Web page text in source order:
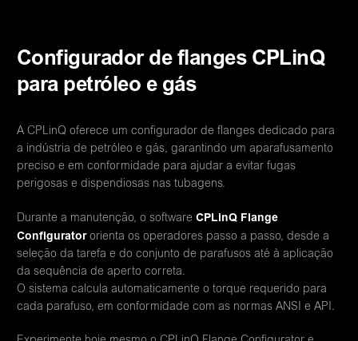
Configurador de flanges CPLinQ
para petróleo e gás
A CPLinQ oferece um configurador de flanges dedicado para
a indústria de petróleo e gás, garantindo um aparafusamento
preciso e em conformidade para ajudar a evitar fugas
perigosas e dispendiosas nas tubagens.
Durante a manutenção, o software CPLinQ Flange
Configuratororienta os operadores passo a passo, desde a
seleção da tarefa e do conjunto de parafusos até à aplicação
da sequência de aperto correta.
O sistema calcula automaticamente o torque requerido para
cada parafuso, em conformidade com as normas ANSI e API.